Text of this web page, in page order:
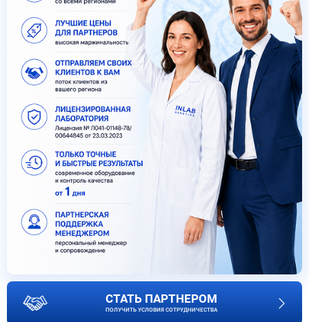
СТАТЬ ПАРТНЕРОМ
ПОЛУЧИТЬ УСЛОВИЯ СОТРУДНИЧЕСТВА